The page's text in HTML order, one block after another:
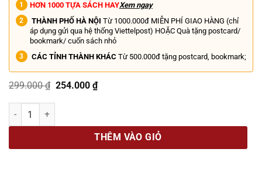
HƠN 1000 TỰA SÁCH HAYXem ngay
THÀNH PHỐ HÀ NỘI Từ 1000.000đ MIỄN PHÍ GIAO HÀNG (chỉ
áp dụng gửi qua hệ thống Viettelpost) HOẶC Quà tặng postcard/
bookmark/ cuốn sách nhỏ
CÁC TỈNH THÀNH KHÁC Từ 500.000đ tặng postcard, bookmark;
299.000₫ Giá
là:
254.000 ₫Giá
HUYNH ĐỆ - Dư Hoa - Vũ Công Hoan dịch - TiHabooks số lượng
THÊM VÀO GIỎ